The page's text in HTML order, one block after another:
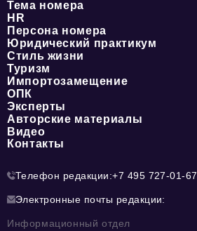
Тема номера
HR
Персона номера
Юридический практикум
Стиль жизни
Туризм
Импортозамещение
ОПК
Эксперты
Авторские материалы
Видео
Контакты
Телефон редакции:+7 495 727-01-67
Электронные почты редакции:
Информационный отдел